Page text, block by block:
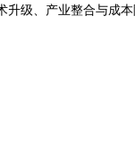
升级、产业整合与成